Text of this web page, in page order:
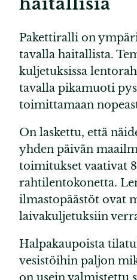
Pakettiralli on
tavalla haitallista.
kuljetuksissa
tavalla pikamuoti
toimittamaan
On laskettu, että
yhden päivän
toimitukset vaativat
rahtilentokonetta.
ilmastopäästöt ovat
laivakuljetuksiin
Halpakaupoista
vesistöihin paljon